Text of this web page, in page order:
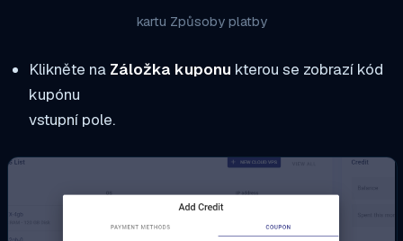
kartu Způsoby platby
Klikněte na Záložka kuponu kterou se zobrazí kód
kupónu
vstupní pole.